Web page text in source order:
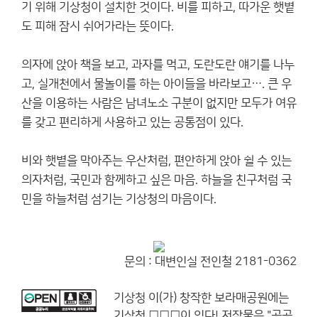
기 위해 기상청이 설치한 것이다. 비를 피하고, 따가운 햇볕
도 피해 잠시 쉬어가라는 뜻이다.
의자에 앉아 책을 보고, 과자를 먹고, 도란도란 얘기를 나누
고, 실개천에서 물놀이를 하는 아이들을 바라보고…. 큰 우
산을 이용하는 사람은 남녀노소 구분이 없지만 모두가 여유
를 갖고 편리하게 사용하고 있는 공통점이 있다.
비와 햇볕을 막아주는 우산처럼, 편안하게 앉아 쉴 수 있는
의자처럼, 국민과 함께하고 싶은 마음. 하늘을 친구처럼 국
민을 하늘처럼 섬기는 기상청의 마음이다.
문의 : 대변인실 전인철 2181-0362
기상청 이(가) 창작한 보라매공원에는